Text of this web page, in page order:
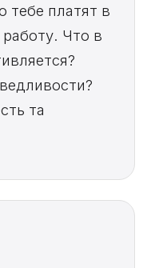
тебе платят в
Что в
та